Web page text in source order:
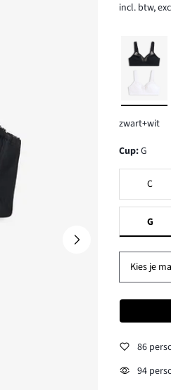
incl. btw,
zwart+wit
Cup:G
C
G
Kies je
86
94